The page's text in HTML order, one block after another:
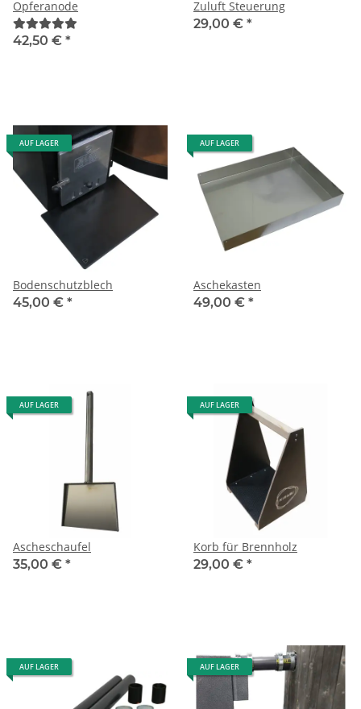
Opferanode
42,50 € *
Zuluft Steuerung
29,00 € *
AUF LAGER
Bodenschutzblech
45,00 € *
AUF LAGER
Aschekasten
49,00 € *
AUF LAGER
Ascheschaufel
35,00 € *
AUF LAGER
Korb für Brennholz
29,00 € *
AUF LAGER AUF LAGER